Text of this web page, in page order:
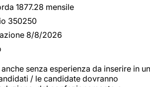
1877.28 mensile
350250
8/8/2026
senza esperienza da inserire in un
/ le candidate dovranno